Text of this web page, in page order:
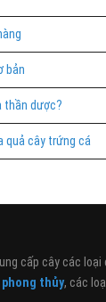
bản
thần dược?
quả cây trứng cá
cấp cây các loại
phong thủy, các